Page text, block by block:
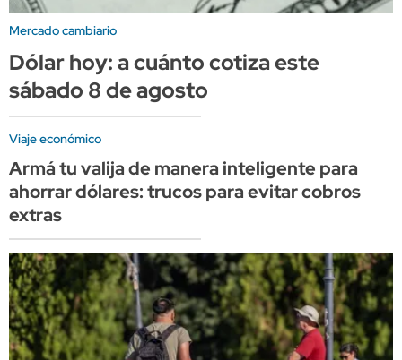
Mercado cambiario
Dólar hoy: a cuánto cotiza este
sábado 8 de agosto
Viaje económico
Armá tu valija de manera inteligente para
ahorrar dólares: trucos para evitar cobros
extras